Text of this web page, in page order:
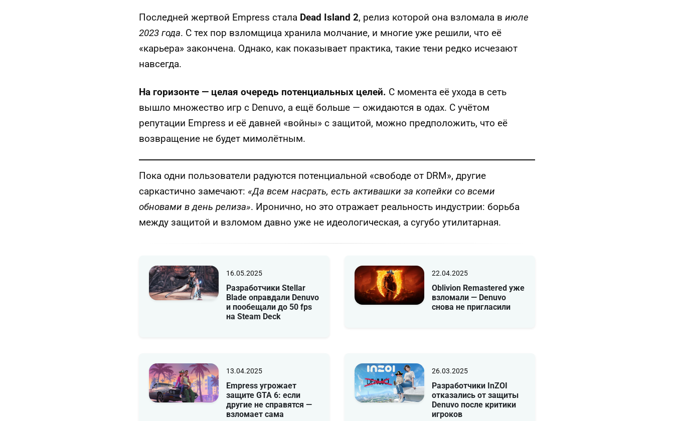
Последней жертвой Empress стала Dead Island 2, релиз которой она взломала в июле
2023 года. С тех пор взломщица хранила молчание, и многие уже решили, что её
«карьера» закончена. Однако, как показывает практика, такие тени редко исчезают
навсегда.
На горизонте — целая очередь потенциальных целей. С момента её ухода в сеть
вышло множество игр с Denuvo, а ещё больше — ожидаются в одах. С учётом
репутации Empress и её давней «войны» с защитой, можно предположить, что её
возвращение не будет мимолётным.
Пока одни пользователи радуются потенциальной «свободе от DRM», другие
саркастично замечают: «Да всем насрать, есть активашки за копейки со всеми
обновами в день релиза». Иронично, но это отражает реальность индустрии: борьба
между защитой и взломом давно уже не идеологическая, а сугубо утилитарная.
16.05.2025
Разработчики Stellar
Blade оправдали Denuvo
и пообещали до 50 fps
на Steam Deck
22.04.2025
Oblivion Remastered уже
взломали — Denuvo
снова не пригласили
13.04.2025
Empress угрожает
защите GTA 6: если
другие не справятся —
взломает сама
26.03.2025
Разработчики InZOI
отказались от защиты
Denuvo после критики
игроков